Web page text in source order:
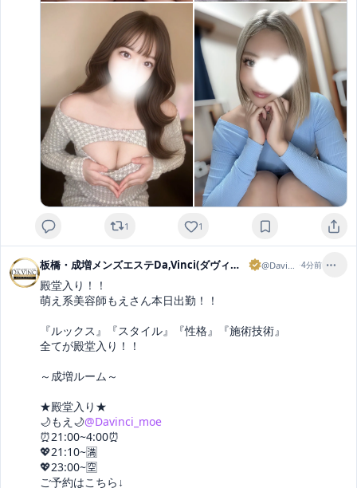
1 1
板橋・成増メンズエステDa,Vinci(ダヴィンチ) @Davinci ·4分前
殿堂入り！！
萌え系美容師もえさん本日出勤！！
『ルックス』『スタイル』『性格』『施術技術』
全てが殿堂入り！！
～成増ルーム～
★殿堂入り★
🌙もえ🌙@Davinci_moe
⏰21:00~4:00⏰
💖21:10~🈵
💖23:00~🈳